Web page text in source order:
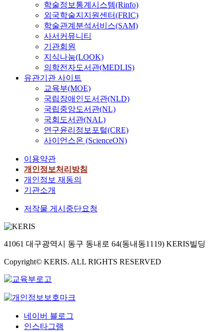
학술정보통계시스템(Rinfo)
외국학술지지원센터(FRIC)
학술관계분석서비스(SAM)
사서커뮤니티
기관회원
지식나눔(LOOK)
의학전자도서관(MEDLIS)
유관기관 사이트
교육부(MOE)
국립장애인도서관(NLD)
국립중앙도서관(NL)
국회도서관(NAL)
연구윤리정보포털(CRE)
사이언스온 (ScienceON)
이용약관
개인정보처리방침
개인정보 재동의
기관소개
저작물 게시중단요청
41061 대구광역시 동구 동내로 64(동내동1119) KERIS빌딩
Copyright© KERIS. ALL RIGHTS RESERVED
네이버 블로그
인스타그램